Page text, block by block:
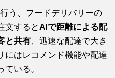
う、フードデリバリーの
文すると AIで距離による配
と共有、迅速な配達で大き
にはレコメンド機能や配達
ている。